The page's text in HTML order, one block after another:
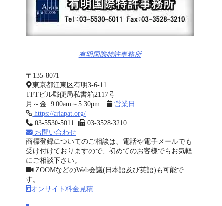
有明国際特許事務所
〒135-8071
東京都江東区有明3-6-11
TFTビル郵便局私書箱2117号
月～金: 9:00am～5:30pm
営業日
https://ariapat.org/
03-5530-5011
03-3528-3210
お問い合わせ
商標登録についてのご相談は、電話や電子メールでも
受け付けておりますので、初めてのお客様でもお気軽
にご相談下さい。
ZOOMなどのWeb会議(日本語及び英語)も可能で
す。
オンサイト料金見積